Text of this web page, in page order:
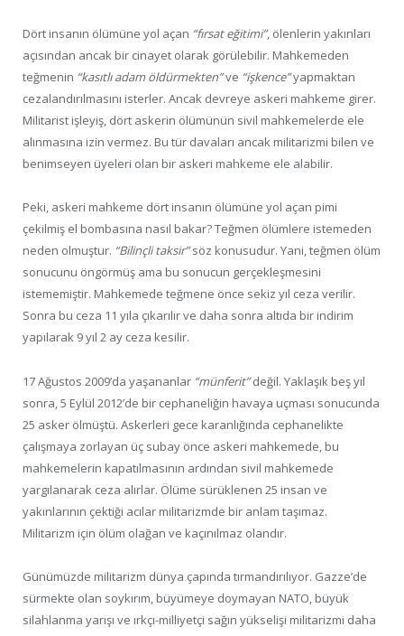
Dört insanın ölümüne yol açan “fırsat eğitimi”, ölenlerin yakınları
açısından ancak bir cinayet olarak görülebilir. Mahkemeden
teğmenin “kasıtlı adam öldürmekten”ve “işkence”yapmaktan
cezalandırılmasını isterler. Ancak devreye askeri mahkeme girer.
Militarist işleyiş, dört askerin ölümünün sivil mahkemelerde ele
alınmasına izin vermez. Bu tür davaları ancak militarizmi bilen ve
benimseyen üyeleri olan bir askeri mahkeme ele alabilir.
Peki, askeri mahkeme dört insanın ölümüne yol açan pimi
çekilmiş el bombasına nasıl bakar? Teğmen ölümlere istemeden
neden olmuştur. “Bilinçli taksir”söz konusudur. Yani, teğmen ölüm
sonucunu öngörmüş ama bu sonucun gerçekleşmesini
istememiştir. Mahkemede teğmene önce sekiz yıl ceza verilir.
Sonra bu ceza 11 yıla çıkarılır ve daha sonra altıda bir indirim
yapılarak 9 yıl 2 ay ceza kesilir.
17 Ağustos 2009’da yaşananlar “münferit”değil. Yaklaşık beş yıl
sonra, 5 Eylül 2012’de bir cephaneliğin havaya uçması sonucunda
25 asker ölmüştü. Askerleri gece karanlığında cephanelikte
çalışmaya zorlayan üç subay önce askeri mahkemede, bu
mahkemelerin kapatılmasının ardından sivil mahkemede
yargılanarak ceza alırlar. Ölüme sürüklenen 25 insan ve
yakınlarının çektiği acılar militarizmde bir anlam taşımaz.
Militarizm için ölüm olağan ve kaçınılmaz olandır.
Günümüzde militarizm dünya çapında tırmandırılıyor. Gazze’de
sürmekte olan soykırım, büyümeye doymayan NATO, büyük
silahlanma yarışı ve ırkçı-milliyetçi sağın yükselişi militarizmi daha